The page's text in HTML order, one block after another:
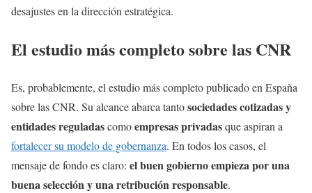
desajustes en la dirección estratégica.
El estudio más completo sobre las CNR
Es, probablemente, el estudio más completo publicado en España
sobre las CNR. Su alcance abarca tantosociedades cotizadas y
entidades reguladascomoempresas privadasque aspiran a
fortalecer su modelo de gobernanza. En todos los casos, el
mensaje de fondo es claro: el buen gobierno empieza por una
buena selección y una retribución responsable.